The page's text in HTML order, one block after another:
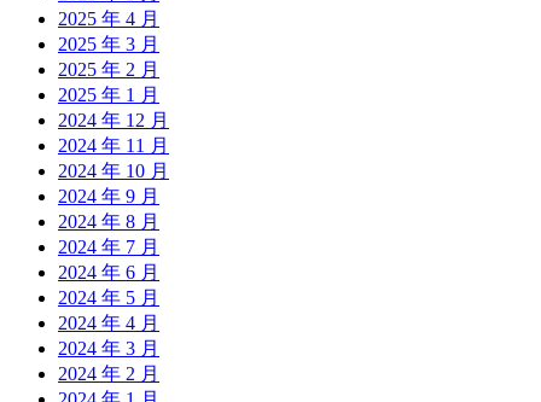
2025 年 4 月
2025 年 3 月
2025 年 2 月
2025 年 1 月
2024 年 12 月
2024 年 11 月
2024 年 10 月
2024 年 9 月
2024 年 8 月
2024 年 7 月
2024 年 6 月
2024 年 5 月
2024 年 4 月
2024 年 3 月
2024 年 2 月